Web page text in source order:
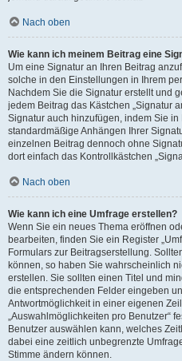
Nach oben
Wie kann ich meinem Beitrag eine
Um eine Signatur an Ihren Beitrag
solche in den Einstellungen in Ihrem
Nachdem Sie die Signatur erstellt und
jedem Beitrag das Kästchen „Signatur
Signatur auch hinzufügen, indem Sie
standardmäßige Anhängen Ihrer
einzelnen Beitrag dennoch ohne
dort einfach das Kontrollkästchen
Nach oben
Wie kann ich eine Umfrage erstellen?
Wenn Sie ein neues Thema eröffnen
bearbeiten, finden Sie ein Register
Formulars zur Beitragserstellung.
können, so haben Sie wahrscheinlich
erstellen. Sie sollten einen Titel und
die entsprechenden Felder eingeben
Antwortmöglichkeit in einer eigenen
„Auswahlmöglichkeiten pro Benutzer“
Benutzer auswählen kann, welches
dabei eine zeitlich unbegrenzte
Stimme ändern können.